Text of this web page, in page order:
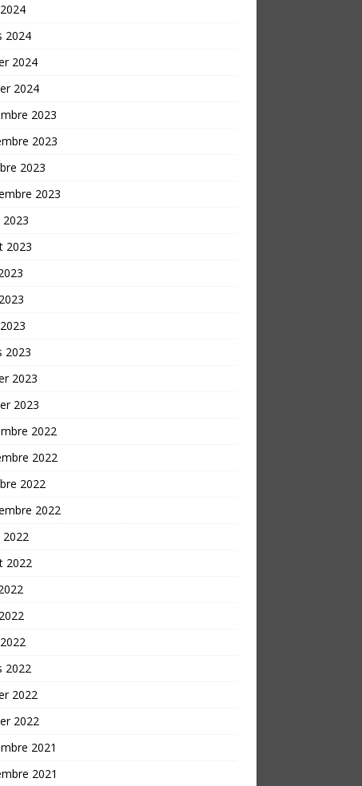
2024
2024
2024
2023
2023
2023
2023
2023
2023
2023
2023
2022
2022
2022
2022
2022
2022
2022
2022
2021
2021